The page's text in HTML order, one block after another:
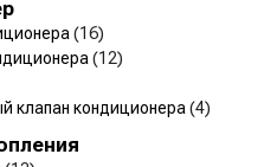
(16)
(12)
клапан кондиционера (4)